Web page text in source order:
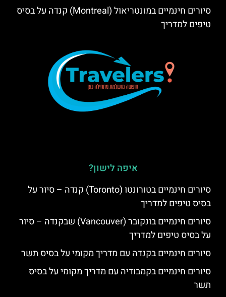
סיורים חינמיים במונטריאול (Montreal) קנדה על בסיס
טיפים למדריך
איפה לישון?
סיורים חינמיים בטורונטו (Toronto) קנדה – סיור על
בסיס טיפים למדריך
סיורים חינמיים בונקובר (Vancouver) שבקנדה – סיור
על בסיס טיפים למדריך
סיורים חינמיים בקנדה עם מדריך מקומי על בסיס תשר
סיורים חינמיים בקמבודיה עם מדריך מקומי על בסיס
תשר